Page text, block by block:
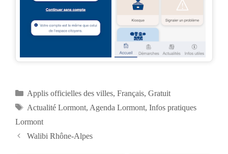
Catégories
Applis officielles des villes, Français, Gratuit
Étiquettes
Actualité Lormont, Agenda Lormont, Infos pratiques
Lormont
Navigation
Walibi Rhône-Alpes